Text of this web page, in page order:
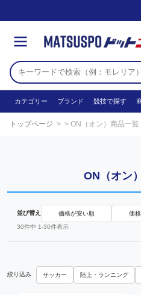
カテゴリー ブランド 競技で探す
トップページ ON（オン）商品一覧
ON（オン
並び替え 価格が安い順 価
30件中 1-30件表示
絞り込み サッカー 陸上・ランニング